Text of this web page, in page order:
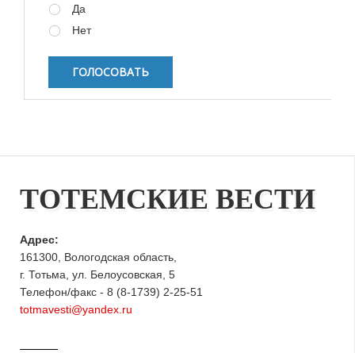
Да
Нет
ТОТЕМСКИЕ ВЕСТИ
Адрес:
161300, Вологодская область,
г. Тотьма, ул. Белоусовская, 5
Телефон/факс - 8 (8-1739) 2-25-51
totmavesti@yandex.ru